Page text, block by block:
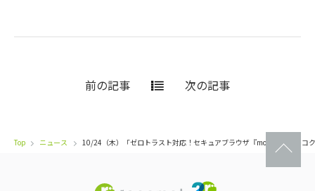
前の記事 次の記事
Top ニュース 10/24（木）「ゼロトラスト対応！セキュアブラウザ『mocochro（モコ